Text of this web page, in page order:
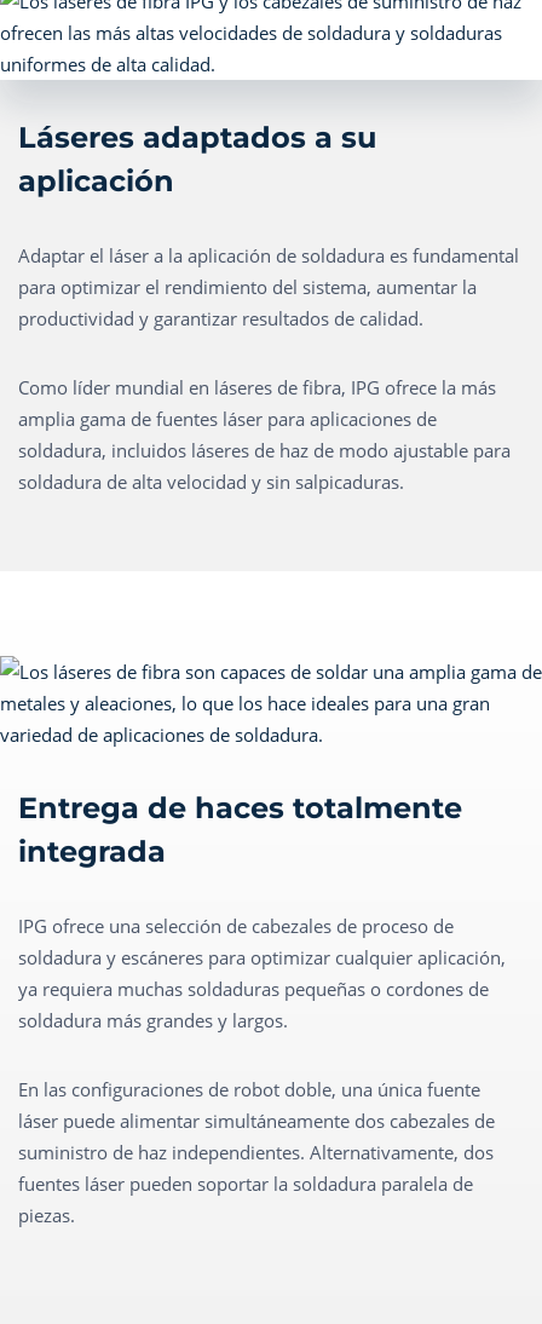
Láseres adaptados a su
aplicación
Adaptar el láser a la aplicación de soldadura es fundamental
para optimizar el rendimiento del sistema, aumentar la
productividad y garantizar resultados de calidad.
Como líder mundial en láseres de fibra, IPG ofrece la más
amplia gama de fuentes láser para aplicaciones de
soldadura, incluidos láseres de haz de modo ajustable para
soldadura de alta velocidad y sin salpicaduras.
Entrega de haces totalmente
integrada
IPG ofrece una selección de cabezales de proceso de
soldadura y escáneres para optimizar cualquier aplicación,
ya requiera muchas soldaduras pequeñas o cordones de
soldadura más grandes y largos.
En las configuraciones de robot doble, una única fuente
láser puede alimentar simultáneamente dos cabezales de
suministro de haz independientes. Alternativamente, dos
fuentes láser pueden soportar la soldadura paralela de
piezas.